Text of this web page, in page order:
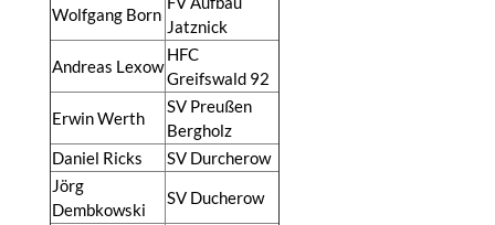
Wolfgang Born
Jatznick
Andreas Lexow
HFC
Greifswald 92
Erwin Werth
SV Preußen
Bergholz
Daniel Ricks
SV Durcherow
Jörg
Dembkowski
SV Ducherow